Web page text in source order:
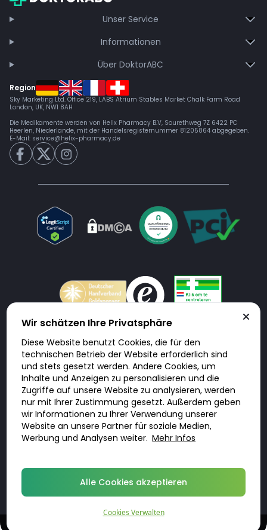
Unser Service
Informationen
Über DoktorABC
Region
Sky Marketing Ltd. Office 219, LABS Atrium Stables Market Chalk Farm Road
London, UK, NW1 8AH
Die Medikamente werden von Helix Pharmacy B.V, Sourethweg 7Z 6422 PC
Heerlen, Niederlande, mit der Handelsregisternummer 81205864 abgegeben.
E-Mail: service@helix-pharmacy.de
Doktorabc.com ist eine Vermittlungsplattform. Doktorabc ist ausdrücklich
keine Internetapotheke. Doktorabc bietet keine Medikamente oder
sonstige Produkte an oder liefert diese. Jegliche Informationen zu
Produkten, Medikamenten und Preisen auf der Internetseite beinhalten
kein Angebot von Doktorabc an Sie. Für die Einhaltung der in Ihrem Land
geltenden Gesetze und sonstigen Rechtsvorschriften sind Sie als Nutzer
selbst verantwortlich. Die Nutzung unseres Services auf Doktorabc durch
Sie erfolgt auf eigenes Risiko und in eigener Verantwortung. Sie erklären,
diese Internetseite aus eigener Initiative zu besuchen und zu nutzen.
Wir schätzen Ihre Privatsphäre
Diese Website benutzt Cookies, die für den
technischen Betrieb der Website erforderlich sind
und stets gesetzt werden. Andere Cookies, um
Inhalte und Anzeigen zu personalisieren und die
Zugriffe auf unsere Website zu analysieren, werden
nur mit Ihrer Zustimmung gesetzt. Außerdem geben
wir Informationen zu Ihrer Verwendung unserer
Website an unsere Partner für soziale Medien,
Werbung und Analysen weiter. Mehr Infos
Alle Cookies akzeptieren
Cookies Verwalten